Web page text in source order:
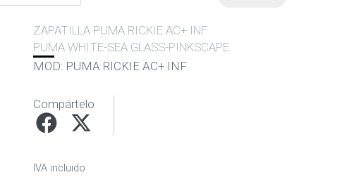
ZAPATILLA PUMA RICKIE AC+ INF
PUMA WHITE-SEA GLASS-PINKSCAPE
MOD: PUMA RICKIE AC+ INF
Compártelo
IVA incluido